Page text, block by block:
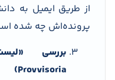
از طریق ایمیل به
پرونده‌اش چه شده
Provvisoria)